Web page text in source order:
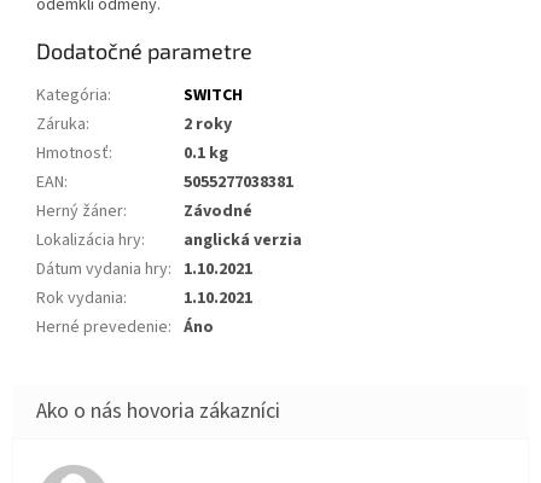
odemkli odměny.
Dodatočné parametre
Kategória:
SWITCH
Záruka:
2 roky
Hmotnosť:
0.1 kg
EAN:
5055277038381
Herný žáner:
Závodné
Lokalizácia hry:
anglická verzia
Dátum vydania hry: 1.10.2021
Rok vydania:
1.10.2021
Herné prevedenie: Áno